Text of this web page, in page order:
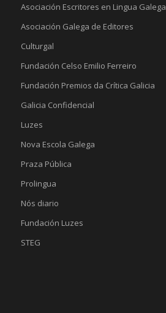
Asociación Escritores en Lingua Galega
Asociación Galega de Editores
Culturgal
Fundación Celso Emilio Ferreiro
Fundación Premios da Crítica Galicia
Galicia Confidencial
Luzes
Nova Escola Galega
Praza Pública
Prolingua
Nós diario
Fundación Luzes
STEG